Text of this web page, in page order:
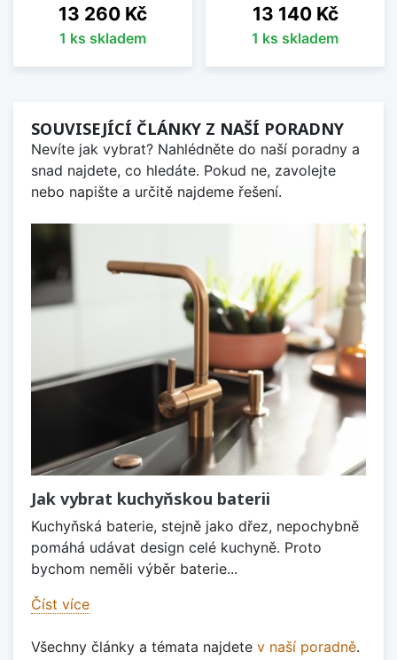
Cena
13 260 Kč
1 ks skladem
Cena
13 140 Kč
1 ks skladem
SOUVISEJÍCÍ ČLÁNKY Z NAŠÍ PORADNY
Nevíte jak vybrat? Nahlédněte do naší poradny a
snad najdete, co hledáte. Pokud ne, zavolejte
nebo napište a určitě najdeme řešení.
Jak vybrat kuchyňskou baterii
Kuchyňská baterie, stejně jako dřez, nepochybně
pomáhá udávat design celé kuchyně. Proto
bychom neměli výběr baterie...
Číst více
Všechny články a témata najdete v naší poradně.